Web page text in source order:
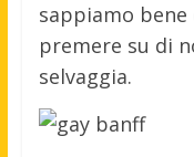
sappiamo bene
premere su di
selvaggia.